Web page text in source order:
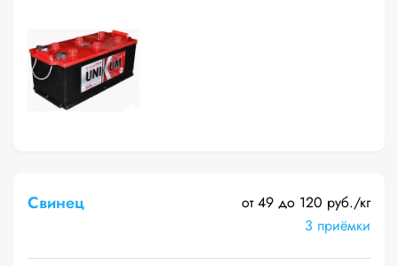
Свинец
от 49 до 120 руб./кг
3 приёмки